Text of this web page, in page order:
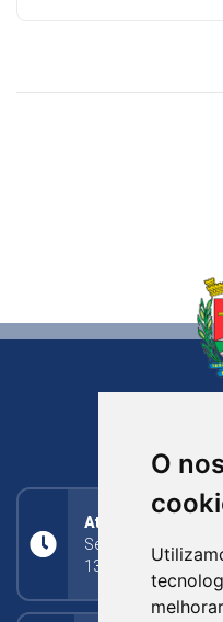
O
Atendimento
Segunda a Sexta:
13h30min às 17h